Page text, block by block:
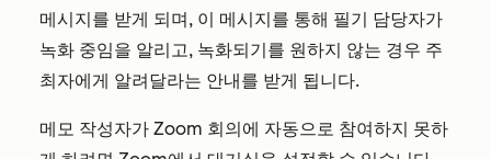
메시지를 받게 되며, 이 메시지를 통해 필기 담당자가
녹화 중임을 알리고, 녹화되기를 원하지 않는 경우 주
최자에게 알려달라는 안내를 받게 됩니다.
메모 작성자가 Zoom 회의에 자동으로 참여하지 못하